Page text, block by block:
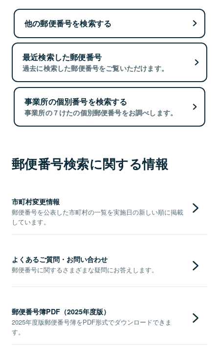
他の郵便番号を検索する
最近検索した郵便番号
過去に検索した郵便番号をご覧いただけます。
事業所の個別番号を検索する
事業所の７けたの個別郵便番号をお調べします。
郵便番号検索に関する情報
市町村変更情報
郵便番号を公表した市町村の一覧を実施日の新しい順に掲載
しています。
よくあるご質問・お問い合わせ
郵便番号に関するさまざまな疑問にお答えします。
郵便番号簿PDF（2025年度版）
2025年度版郵便番号簿をPDF形式でダウンロードできま
す。